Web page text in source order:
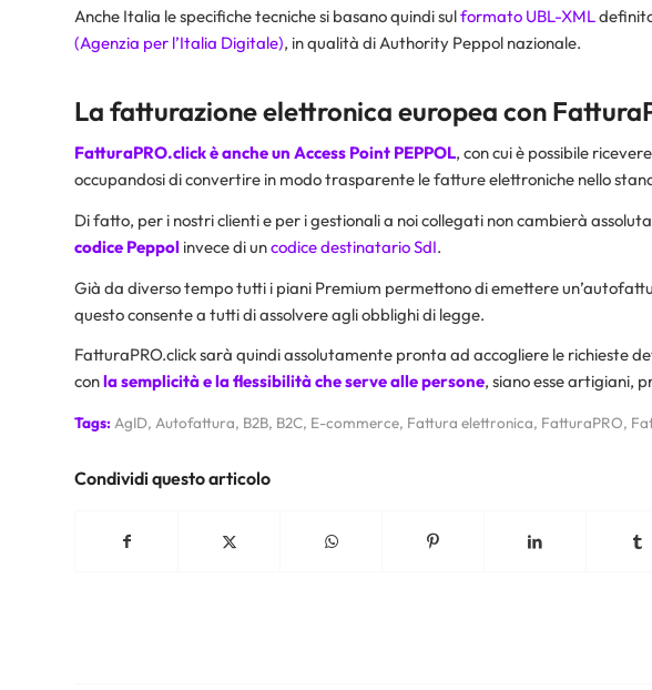
Anche Italia le specifiche tecniche si basano quindi sulformato UBL-XML
(Agenzia per l’Italia Digitale), in qualità di Authority Peppol nazionale.
La fatturazione elettronica europea con
FatturaPRO.clickè anche un Access Point PEPPOL, con cui è possibile
occupandosi di convertire in modo trasparente le fatture elettroniche nello
Di fatto, per i nostri clienti e per i gestionali a noi collegati non cambierà
codice Peppol invece di uncodice destinatario SdI.
Già da diverso tempo tutti i piani Premium permettono di emettere
questo consente a tutti di assolvere agli obblighi di legge.
FatturaPRO.click sarà quindi assolutamente pronta ad accogliere le richieste
conla semplicità e la flessibilità che serve alle persone, siano esse artigiani,
Tags:AgID, Autofattura, B2B, B2C, E-commerce, Fattura elettronica, FatturaPRO,
Condividi questo articolo